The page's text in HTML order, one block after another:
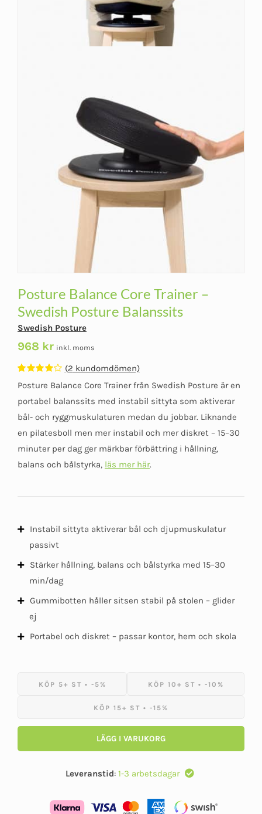
Posture Balance Core Trainer –
Swedish Posture Balanssits
Swedish Posture
968 kr inkl. moms
Betygsatt
4.00av 5
baserat på
2
kundomdömen
(2 kundomdömen)
Posture Balance Core Trainer från Swedish Posture är en
portabel balanssits med instabil sittyta som aktiverar
bål- och ryggmuskulaturen medan du jobbar. Liknande
en pilatesboll men mer instabil och mer diskret – 15–30
minuter per dag ger märkbar förbättring i hållning,
balans och bålstyrka, läs mer här.
Instabil sittyta aktiverar bål och djupmuskulatur
passivt
Stärker hållning, balans och bålstyrka med 15–30
min/dag
Gummibotten håller sitsen stabil på stolen – glider
ej
Portabel och diskret – passar kontor, hem och skola
KÖP 5+ ST • -5% KÖP 10+ ST • -10%
KÖP 15+ ST • -15%
LÄGG I VARUKORG
Leveranstid: 1-3 arbetsdagar